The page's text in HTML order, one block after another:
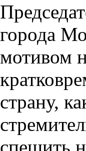
города
мотивом
страну,
спешить